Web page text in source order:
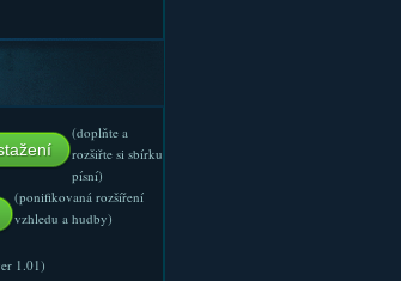
(doplňte a
rozšiřte si sbírku
písní)
(ponifikovaná rozšíření
vzhledu a hudby)
1.01)